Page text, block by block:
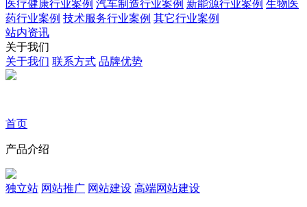
医疗健康行业案例 汽车制造行业案例 新能源行业案例 生物医
药行业案例 技术服务行业案例 其它行业案例
站内资讯
关于我们
关于我们 联系方式 品牌优势
首页
产品介绍
独立站 网站推广 网站建设 高端网站建设